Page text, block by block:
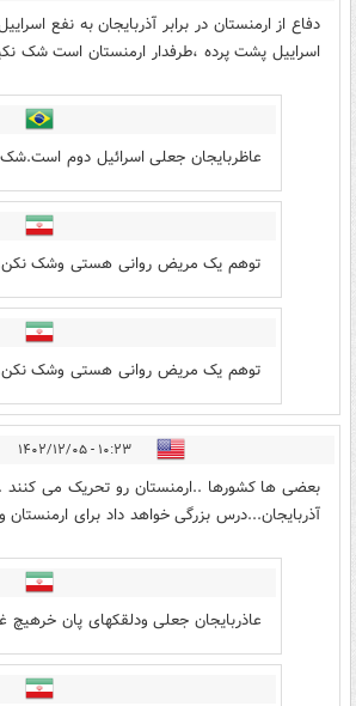
دفاع از ارمنستان در برابر آذربایجان به نفع
اسراییل پشت پرده ،طرفدار ارمنستان است شک
عاظربایجان جعلی اسرائیل دوم
توهم یک مریض روانی هستی وشک
توهم یک مریض روانی هستی وشک
۱۰:۲۳ - ۱۴۰۲/۱۲/۰۵
بعضی ها کشورها ..ارمنستان رو تحریک می کنند
آذربایجان...درس بزرگی خواهد داد برای
عاذربایجان جعلی ودلقکهای پان خرهیچ